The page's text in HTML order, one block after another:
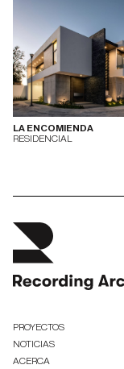
LA ENCOMIENDA
RESIDENCIAL
PROYECTOS
NOTICIAS
ACERCA